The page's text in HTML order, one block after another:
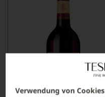
Verwendung von Cookies